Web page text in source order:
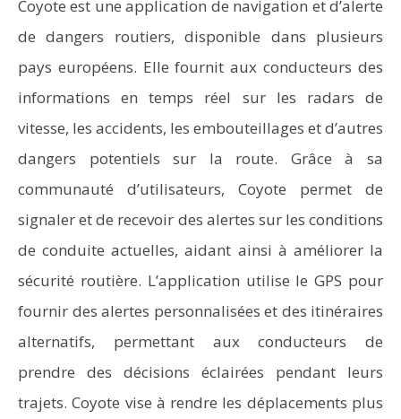
Coyote est une application de navigation et d’alerte
de dangers routiers, disponible dans plusieurs
pays européens. Elle fournit aux conducteurs des
informations en temps réel sur les radars de
vitesse, les accidents, les embouteillages et d’autres
dangers potentiels sur la route. Grâce à sa
communauté d’utilisateurs, Coyote permet de
signaler et de recevoir des alertes sur les conditions
de conduite actuelles, aidant ainsi à améliorer la
sécurité routière. L’application utilise le GPS pour
fournir des alertes personnalisées et des itinéraires
alternatifs, permettant aux conducteurs de
prendre des décisions éclairées pendant leurs
trajets. Coyote vise à rendre les déplacements plus